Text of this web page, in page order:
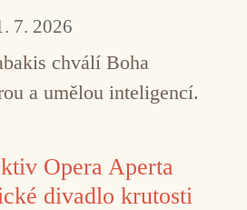
Dvořáček Pavel Hrubý
7. 2026
chválí Boha
a umělou inteligencí.
Opera Aperta
divadlo krutosti